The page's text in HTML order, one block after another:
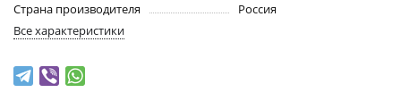
Страна производителя
Россия
Все характеристики